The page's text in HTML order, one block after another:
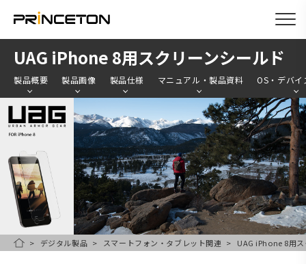
コ
ン
ン
UAG iPhone 8用スクリーンシールド
製品概要 製品画像 製品仕様 マニュアル・製品資料 OS・デバイ
HOMEデジタル製品 スマートフォン・タブレット関連 UAG iPhone 8用